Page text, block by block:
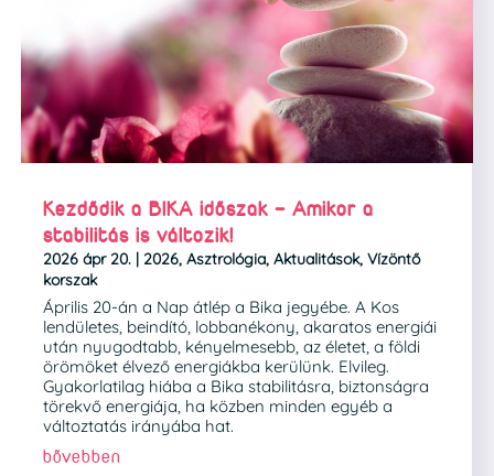
Kezdődik a BIKA időszak – Amikor a
stabilitás is változik!
2026 ápr 20. | 2026, Asztrológia, Aktualitások, Vízöntő
korszak
Április 20-án a Nap átlép a Bika jegyébe. A Kos
lendületes, beindító, lobbanékony, akaratos energiái
után nyugodtabb, kényelmesebb, az életet, a földi
örömöket élvező energiákba kerülünk. Elvileg.
Gyakorlatilag hiába a Bika stabilitásra, biztonságra
törekvő energiája, ha közben minden egyéb a
változtatás irányába hat.
bővebben